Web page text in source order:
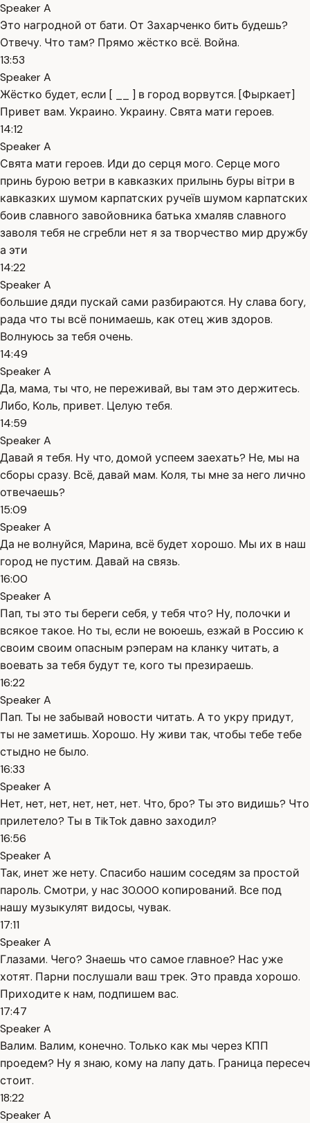
Speaker A
Это нагродной от бати. От Захарченко бить будешь?
Отвечу. Что там? Прямо жёстко всё. Война.
13:53
Speaker A
Жёстко будет, если [ __ ] в город ворвутся. [Фыркает]
Привет вам. Украино. Украину. Свята мати героев.
14:12
Speaker A
Свята мати героев. Иди до серця мого. Серце мого
принь бурою ветри в кавказких прилынь буры вітри в
кавказких шумом карпатских ручеїв шумом карпатских
боив славного завойовника батька хмаляв славного
заволя тебя не сгребли нет я за творчество мир дружбу
а эти
14:22
Speaker A
большие дяди пускай сами разбираются. Ну слава богу,
рада что ты всё понимаешь, как отец жив здоров.
Волнуюсь за тебя очень.
14:49
Speaker A
Да, мама, ты что, не переживай, вы там это держитесь.
Либо, Коль, привет. Целую тебя.
14:59
Speaker A
Давай я тебя. Ну что, домой успеем заехать? Не, мы на
сборы сразу. Всё, давай мам. Коля, ты мне за него лично
отвечаешь?
15:09
Speaker A
Да не волнуйся, Марина, всё будет хорошо. Мы их в наш
город не пустим. Давай на связь.
16:00
Speaker A
Пап, ты это ты береги себя, у тебя что? Ну, полочки и
всякое такое. Но ты, если не воюешь, езжай в Россию к
своим своим опасным рэперам на кланку читать, а
воевать за тебя будут те, кого ты презираешь.
16:22
Speaker A
Пап. Ты не забывай новости читать. А то укру придут,
ты не заметишь. Хорошо. Ну живи так, чтобы тебе тебе
стыдно не было.
16:33
Speaker A
Нет, нет, нет, нет, нет, нет. Что, бро? Ты это видишь? Что
прилетело? Ты в TikTok давно заходил?
16:56
Speaker A
Так, инет же нету. Спасибо нашим соседям за простой
пароль. Смотри, у нас 30.000 копирований. Все под
нашу музыкулят видосы, чувак.
17:11
Speaker A
Глазами. Чего? Знаешь что самое главное? Нас уже
хотят. Парни послушали ваш трек. Это правда хорошо.
Приходите к нам, подпишем вас.
17:47
Speaker A
Валим. Валим, конечно. Только как мы через КПП
проедем? Ну я знаю, кому на лапу дать. Граница пересеч
стоит.
18:22
Speaker A